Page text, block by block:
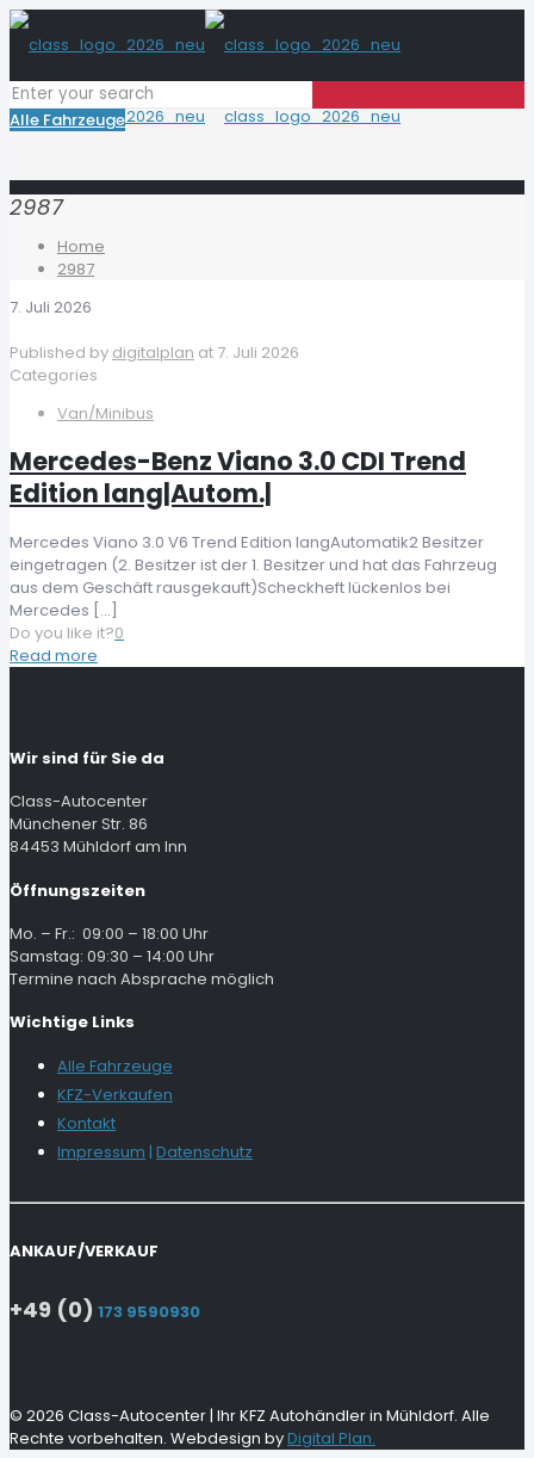
Alle Fahrzeuge
2987
Home
2987
7. Juli 2026
Published by digitalplan at 7. Juli 2026
Categories
Van/Minibus
Mercedes-Benz Viano 3.0 CDI Trend
Edition lang|Autom.|
Mercedes Viano 3.0 V6 Trend Edition langAutomatik2 Besitzer
eingetragen (2. Besitzer ist der 1. Besitzer und hat das Fahrzeug
aus dem Geschäft rausgekauft)Scheckheft lückenlos bei
Mercedes […]
Do you like it?0
Read more
Wir sind für Sie da
Class-Autocenter
Münchener Str. 86
84453 Mühldorf am Inn
Öffnungszeiten
Mo. – Fr.: 09:00 – 18:00 Uhr
Samstag: 09:30 – 14:00 Uhr
Termine nach Absprache möglich
Wichtige Links
Alle Fahrzeuge
KFZ-Verkaufen
Kontakt
Impressum | Datenschutz
ANKAUF/VERKAUF
+49 (0) 173 9590930
© 2026 Class-Autocenter | Ihr KFZ Autohändler in Mühldorf. Alle
Rechte vorbehalten. Webdesign byDigital Plan.